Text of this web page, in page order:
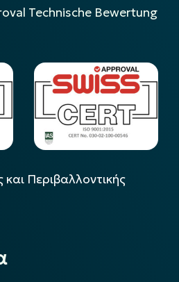
Technische Bewertung
και Περιβαλλοντικής